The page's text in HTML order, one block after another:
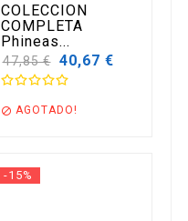
COLECCION
COMPLETA
Phineas...
Precio
base
47,85 € 40,67 €
 AGOTADO!
-15%